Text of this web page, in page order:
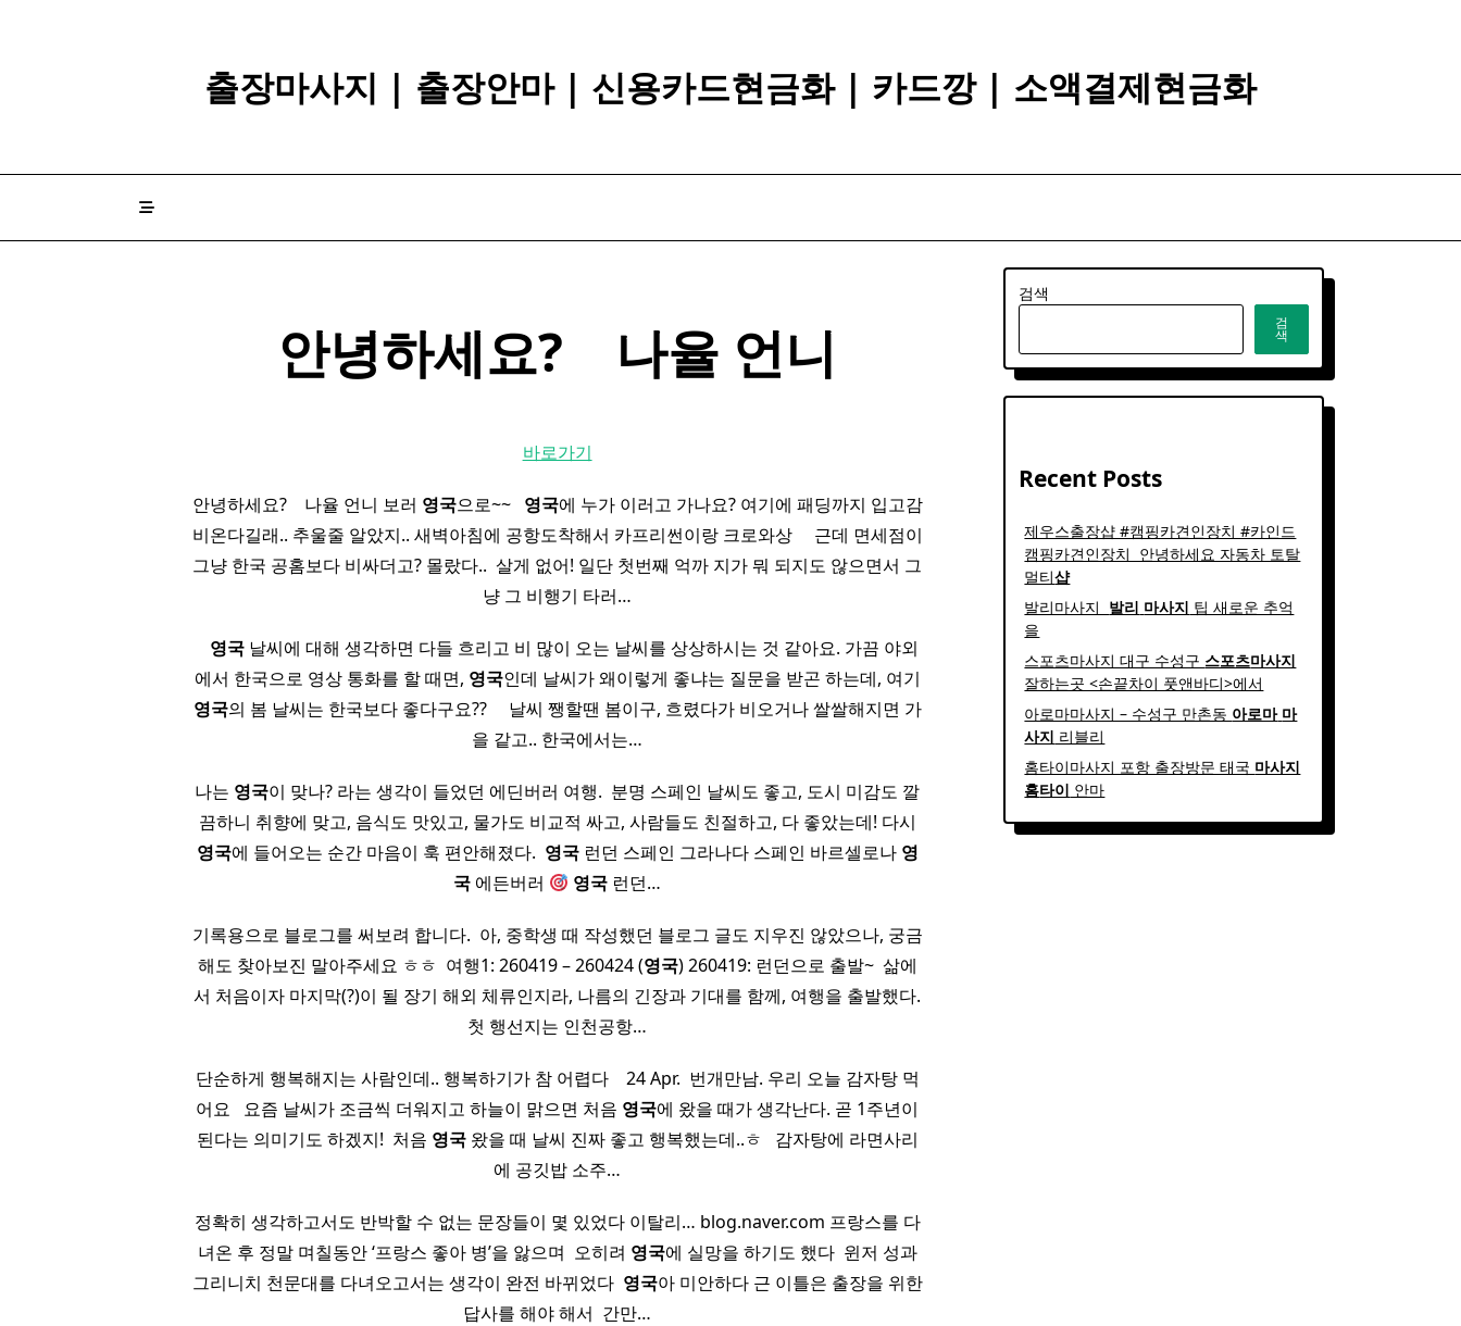
출장마사지 | 출장안마 | 신용카드현금화 | 카드깡 | 소액결제현금화
안녕하세요? ​ ​ ​ 나율 언니
바로가기
안녕하세요? ​ ​ ​ 나율 언니 보러 영국으로~~ ​ ​ 영국에 누가 이러고 가나요? 여기에 패딩까지 입고감
비온다길래.. 추울줄 알았지.. 새벽아침에 공항도착해서 카프리썬이랑 크로와상 ​ ​ ​ ​ 근데 면세점이
그냥 한국 공홈보다 비싸더고? 몰랐다.. ​ 살게 없어! 일단 첫번째 억까 지가 뭐 되지도 않으면서 그
냥 그 비행기 타러…
영국날씨에 대해 생각하면 다들 흐리고 비 많이 오는 날씨를 상상하시는 것 같아요. 가끔 야외
에서 한국으로 영상 통화를 할 때면, 영국인데 날씨가 왜이렇게 좋냐는 질문을 받곤 하는데, 여기
영국의 봄 날씨는 한국보다 좋다구요?? ​ ​ ​ ​ 날씨 쨍할땐 봄이구, 흐렸다가 비오거나 쌀쌀해지면 가
을 같고.. 한국에서는…
나는 영국이 맞나? 라는 생각이 들었던 에딘버러 여행. ​ 분명 스페인 날씨도 좋고, 도시 미감도 깔
끔하니 취향에 맞고, 음식도 맛있고, 물가도 비교적 싸고, 사람들도 친절하고, 다 좋았는데! 다시
영국에 들어오는 순간 마음이 훅 편안해졌다. ​ 영국런던 스페인 그라나다 스페인 바르셀로나 영
국에든버러 영국 런던…
기록용으로 블로그를 써보려 합니다. ​ 아, 중학생 때 작성했던 블로그 글도 지우진 않았으나, 궁금
해도 찾아보진 말아주세요 ㅎㅎ ​ 여행1: 260419 – 260424 (영국) 260419: 런던으로 출발~ ​ 삶에
서 처음이자 마지막(?)이 될 장기 해외 체류인지라, 나름의 긴장과 기대를 함께, 여행을 출발했다.
첫 행선지는 인천공항…
단순하게 행복해지는 사람인데.. 행복하기가 참 어렵다 ​ ​ ​ 24 Apr. ​ 번개만남. 우리 오늘 감자탕 먹
어요 ​ ​ 요즘 날씨가 조금씩 더워지고 하늘이 맑으면 처음 영국에 왔을 때가 생각난다. 곧 1주년이
된다는 의미기도 하겠지! ​ 처음 영국왔을 때 날씨 진짜 좋고 행복했는데..ㅎ ​ ​ 감자탕에 라면사리
에 공깃밥 소주…
정확히 생각하고서도 반박할 수 없는 문장들이 몇 있었다 이탈리… blog.naver.com 프랑스를 다
녀온 후 정말 며칠동안 ‘프랑스 좋아 병’을 앓으며 ​ 오히려 영국에 실망을 하기도 했다 ​ 윈저 성과
그리니치 천문대를 다녀오고서는 생각이 완전 바뀌었다 ​ 영국아 미안하다 근 이틀은 출장을 위한
답사를 해야 해서 ​ 간만…
검색
검
색
Recent Posts
제우스출장샵 #캠핑카견인장치 #카인드
캠핑카견인장치 ​ 안녕하세요 자동차 토탈
멀티샵
발리마사지 ​ 발리 마사지 팁 새로운 추억
을
스포츠마사지 대구 수성구 스포츠마사지
잘하는곳 <손끝차이 풋앤바디>에서
아로마마사지 – 수성구 만촌동 아로마 마
사지 리블리
홈타이마사지 포항 출장방문 태국 마사지
홈타이 안마​